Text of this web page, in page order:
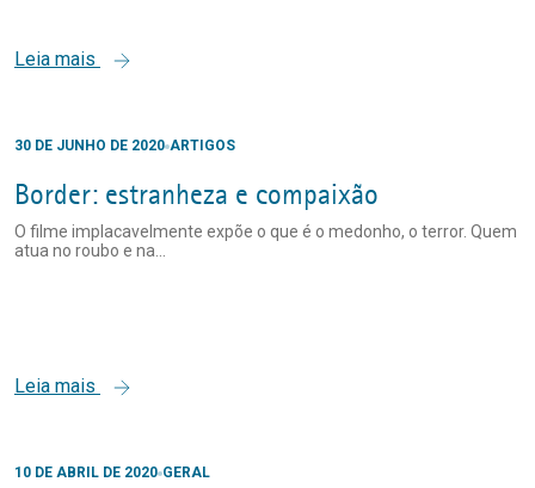
Leia mais
30 DE JUNHO DE 2020 ARTIGOS
Border: estranheza e compaixão
O filme implacavelmente expõe o que é o medonho, o terror. Quem
atua no roubo e na...
Leia mais
10 DE ABRIL DE 2020 GERAL